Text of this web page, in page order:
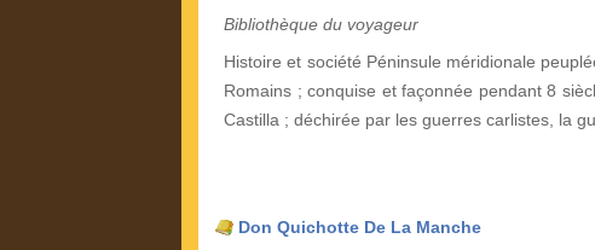
Bibliothèque du voyageur
Histoire et société Péninsule méridionale
Romains ; conquise et façonnée pendant 8
Castilla ; déchirée par les guerres carlistes, la
Don Quichotte De La Manche